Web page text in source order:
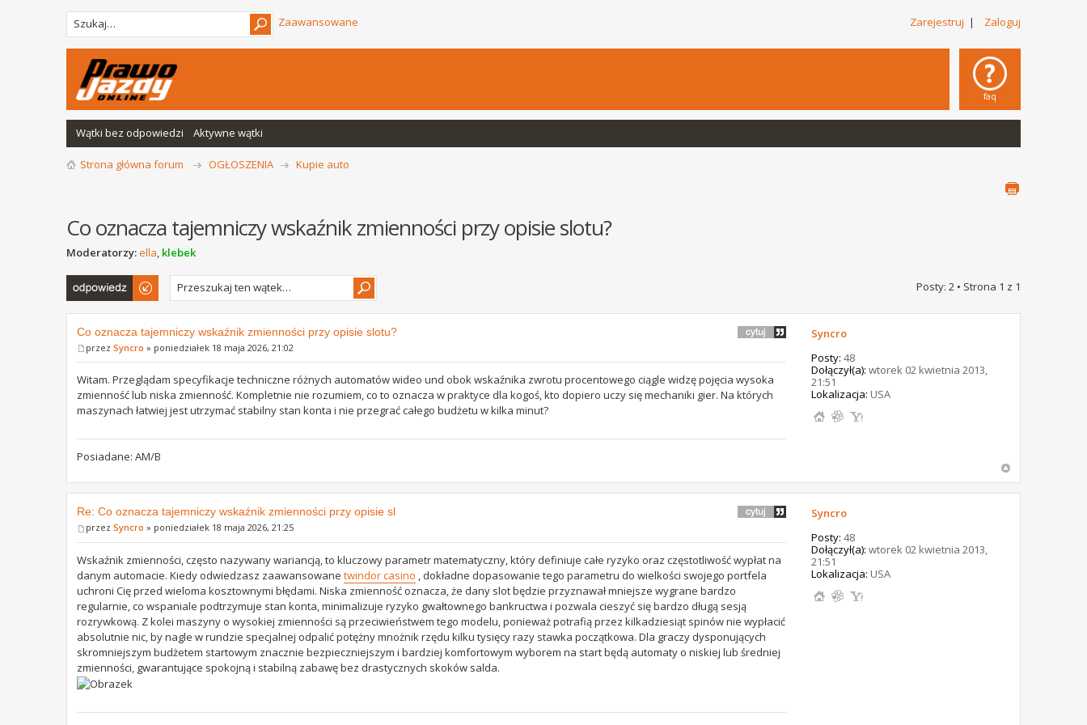
Zarejestruj | Zaloguj
Zaawansowane
faq
Wątki bez odpowiedzi Aktywne wątki
Strona główna forum OGŁOSZENIA Kupie auto
Co oznacza tajemniczy wskaźnik zmienności przy opisie slotu?
Moderatorzy:ella, klebek
Odpowiedz Posty: 2 • Strona 1 z 1
Co oznacza tajemniczy wskaźnik zmienności przy opisie slotu?
przez Syncro » poniedziałek 18 maja 2026, 21:02
Witam. Przeglądam specyfikacje techniczne różnych automatów wideo und obok wskaźnika zwrotu procentowego ciągle widzę pojęcia wysoka
zmienność lub niska zmienność. Kompletnie nie rozumiem, co to oznacza w praktyce dla kogoś, kto dopiero uczy się mechaniki gier. Na których
maszynach łatwiej jest utrzymać stabilny stan konta i nie przegrać całego budżetu w kilka minut?
Posiadane: AM/B
Syncro
Posty: 48
Dołączył(a): wtorek 02 kwietnia 2013,
21:51
Lokalizacja: USA
Re: Co oznacza tajemniczy wskaźnik zmienności przy opisie sl
przez Syncro » poniedziałek 18 maja 2026, 21:25
Wskaźnik zmienności, często nazywany wariancją, to kluczowy parametr matematyczny, który definiuje całe ryzyko oraz częstotliwość wypłat na
danym automacie. Kiedy odwiedzasz zaawansowane twindor casino , dokładne dopasowanie tego parametru do wielkości swojego portfela
uchroni Cię przed wieloma kosztownymi błędami. Niska zmienność oznacza, że dany slot będzie przyznawał mniejsze wygrane bardzo
regularnie, co wspaniale podtrzymuje stan konta, minimalizuje ryzyko gwałtownego bankructwa i pozwala cieszyć się bardzo długą sesją
rozrywkową. Z kolei maszyny o wysokiej zmienności są przeciwieństwem tego modelu, ponieważ potrafią przez kilkadziesiąt spinów nie wypłacić
absolutnie nic, by nagle w rundzie specjalnej odpalić potężny mnożnik rzędu kilku tysięcy razy stawka początkowa. Dla graczy dysponujących
skromniejszym budżetem startowym znacznie bezpieczniejszym i bardziej komfortowym wyborem na start będą automaty o niskiej lub średniej
zmienności, gwarantujące spokojną i stabilną zabawę bez drastycznych skoków salda.
Syncro
Posty: 48
Dołączył(a): wtorek 02 kwietnia 2013,
21:51
Lokalizacja: USA